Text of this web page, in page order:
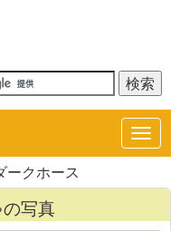
ークホース
写真